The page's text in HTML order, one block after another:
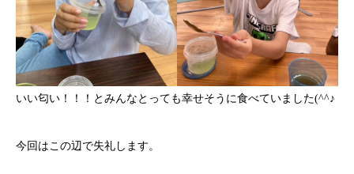
いい匂い！！！とみんなとっても幸せそうに食べていました(^^♪
今回はこの辺で失礼します。